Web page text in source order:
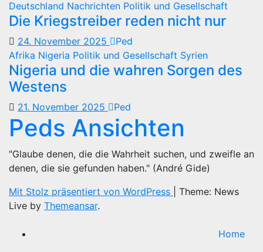
Deutschland Nachrichten Politik und Gesellschaft
Die Kriegstreiber reden nicht nur
24. November 2025
Ped
Afrika Nigeria Politik und Gesellschaft Syrien
Nigeria und die wahren Sorgen des
Westens
21. November 2025 Ped
Peds Ansichten
"Glaube denen, die die Wahrheit suchen, und zweifle an
denen, die sie gefunden haben." (André Gide)
Mit Stolz präsentiert von WordPress
Theme: News
Live by Themeansar.
Home